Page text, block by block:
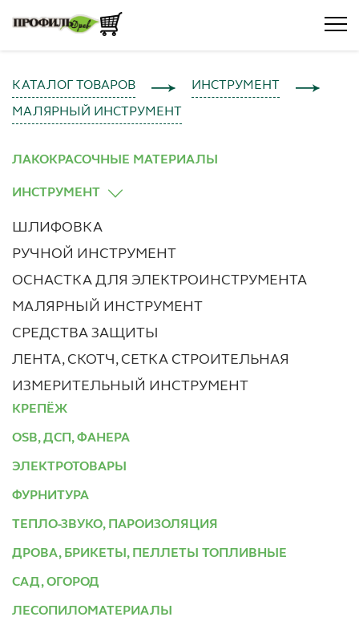
КАТАЛОГ ТОВАРОВ ИНСТРУМЕНТ
МАЛЯРНЫЙ ИНСТРУМЕНТ
ЛАКОКРАСОЧНЫЕ МАТЕРИАЛЫ
ИНСТРУМЕНТ
ШЛИФОВКА
РУЧНОЙ ИНСТРУМЕНТ
ОСНАСТКА ДЛЯ ЭЛЕКТРОИНСТРУМЕНТА
МАЛЯРНЫЙ ИНСТРУМЕНТ
СРЕДСТВА ЗАЩИТЫ
ЛЕНТА, СКОТЧ, СЕТКА СТРОИТЕЛЬНАЯ
ИЗМЕРИТЕЛЬНЫЙ ИНСТРУМЕНТ
КРЕПЁЖ
OSB, ДСП, ФАНЕРА
ЭЛЕКТРОТОВАРЫ
ФУРНИТУРА
ТЕПЛО-ЗВУКО, ПАРОИЗОЛЯЦИЯ
ДРОВА, БРИКЕТЫ, ПЕЛЛЕТЫ ТОПЛИВНЫЕ
САД, ОГОРОД
ЛЕСОПИЛОМАТЕРИАЛЫ